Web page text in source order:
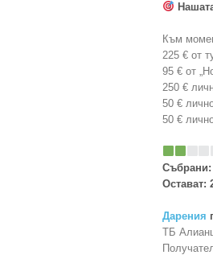
Към
225 € от
95 € от
250 €
50 €
50 €
Събрани:
Остават:
Дарения
ТБ